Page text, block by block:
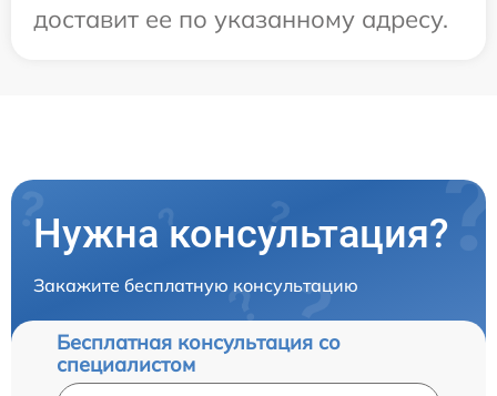
доставит ее по указанному адресу.
Нужна консультация?
Закажите бесплатную консультацию
Бесплатная консультация со
специалистом